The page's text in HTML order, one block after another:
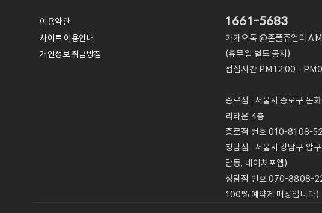
이용약관
사이트 이용안내
개인정보 취급방침
1661-5683
카카오톡 @존폴쥬얼리
(휴무일 별도 공지)
점심시간 PM12:00 -
종로점 : 서울시 종로구 돈
리타운 4층
종로점 번호 010-8108-
청담점 : 서울시 강남구 압
담동, 네이처포엠)
청담점 번호 070-8808-
100% 예약제 매장입니다)